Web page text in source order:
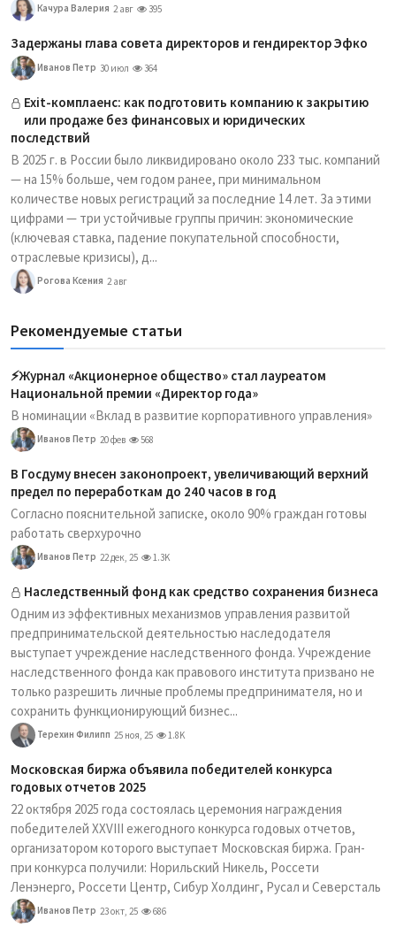
Качура Валерия 2 авг 395
Задержаны глава совета директоров и гендиректор Эфко
Иванов Петр 30 июл 364
Exit-комплаенс: как подготовить компанию к закрытию
или продаже без финансовых и юридических
последствий
В 2025 г. в России было ликвидировано около 233 тыс. компаний
— на 15% больше, чем годом ранее, при минимальном
количестве новых регистраций за последние 14 лет. За этими
цифрами — три устойчивые группы причин: экономические
(ключевая ставка, падение покупательной способности,
отраслевые кризисы), д...
Рогова Ксения 2 авг
Рекомендуемые статьи
⚡️Журнал «Акционерное общество» стал лауреатом
Национальной премии «Директор года»
В номинации «Вклад в развитие корпоративного управления»
Иванов Петр 20 фев 568
В Госдуму внесен законопроект, увеличивающий верхний
предел по переработкам до 240 часов в год
Согласно пояснительной записке, около 90% граждан готовы
работать сверхурочно
Иванов Петр 22 дек, 25 1.3K
Наследственный фонд как средство сохранения бизнеса
Одним из эффективных механизмов управления развитой
предпринимательской деятельностью наследодателя
выступает учреждение наследственного фонда. Учреждение
наследственного фонда как правового института призвано не
только разрешить личные проблемы предпринимателя, но и
сохранить функционирующий бизнес...
Терехин Филипп 25 ноя, 25 1.8K
Московская биржа объявила победителей конкурса
годовых отчетов 2025
22 октября 2025 года состоялась церемония награждения
победителей XXVIII ежегодного конкурса годовых отчетов,
организатором которого выступает Московская биржа. Гран-
при конкурса получили: Норильский Никель, Россети
Ленэнерго, Россети Центр, Сибур Холдинг, Русал и Северсталь
Иванов Петр 23 окт, 25 686